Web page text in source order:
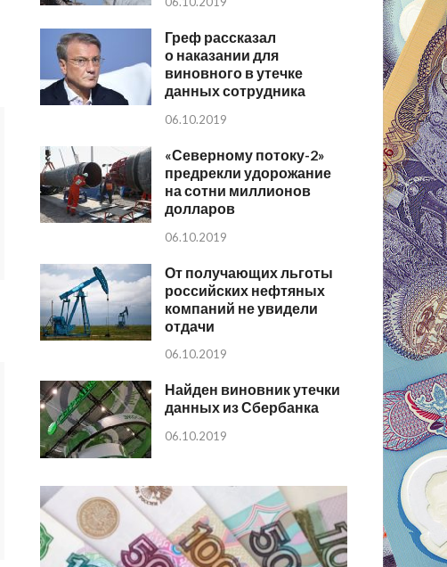
Греф рассказал
о наказании для
виновного в утечке
данных сотрудника
06.10.2019
«Северному потоку-2»
предрекли удорожание
на сотни миллионов
долларов
06.10.2019
От получающих льготы
российских нефтяных
компаний не увидели
отдачи
06.10.2019
Найден виновник утечки
данных из Сбербанка
06.10.2019